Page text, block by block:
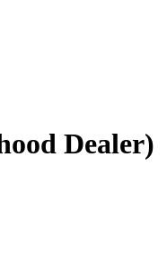
Dealer)